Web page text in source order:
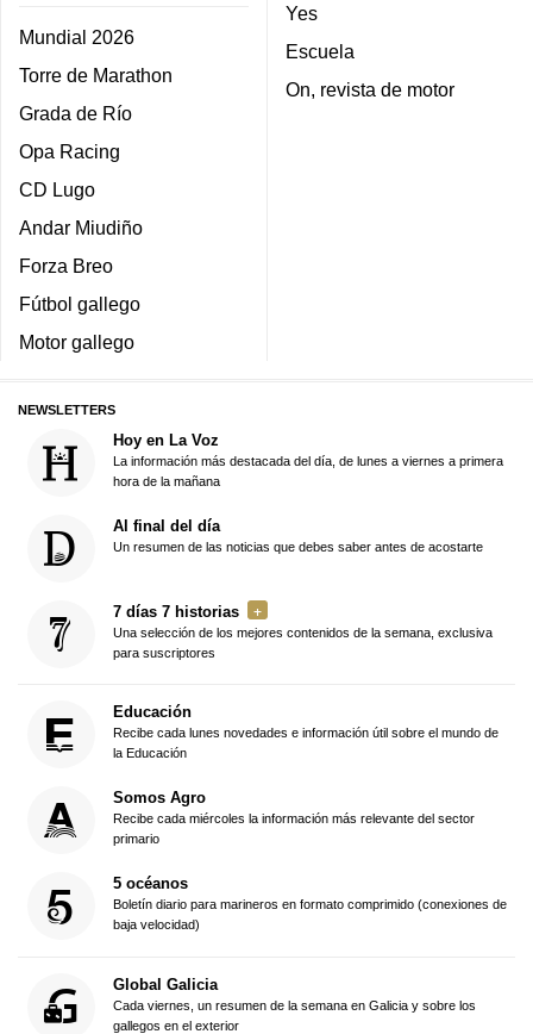
Mundial 2026
Torre de Marathon
Grada de Río
Opa Racing
CD Lugo
Andar Miudiño
Forza Breo
Fútbol gallego
Motor gallego
Yes
Escuela
On, revista de motor
NEWSLETTERS
Hoy en La Voz
La información más destacada del día, de lunes a viernes a primera
hora de la mañana
Al final del día
Un resumen de las noticias que debes saber antes de acostarte
7 días 7 historias
Una selección de los mejores contenidos de la semana, exclusiva
para suscriptores
Educación
Recibe cada lunes novedades e información útil sobre el mundo de
la Educación
Somos Agro
Recibe cada miércoles la información más relevante del sector
primario
5 océanos
Boletín diario para marineros en formato comprimido (conexiones de
baja velocidad)
Global Galicia
Cada viernes, un resumen de la semana en Galicia y sobre los
gallegos en el exterior